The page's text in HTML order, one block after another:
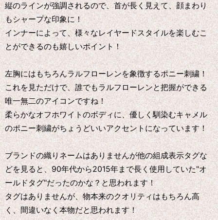
縦のラインが強調されるので、首が長く見えて、顔まわり
もシャープな印象に！
インナーによって、様々なレイヤードスタイルを楽しむこ
とができるのも嬉しいポイント！
左胸にはもちろんラルフローレンを象徴するポニー刺繍！
これを見ただけで、誰でもラルフローレンと把握ができる
唯一無二のアイコンですね！
柔らかなオフホワイトのボディに、優しく馴染むキャメル
のポニー刺繍がちょうどいいアクセントになっています！
ブランドの織りネームはありませんが他の組成表示タグな
どを見ると、90年代から2015年まで長く使用していた"オ
ールドタグ"だったのかな？と思われます！
タグはありませんが、物本来のクオリティはもちろん高
く、間違いなく本物だと思われます！